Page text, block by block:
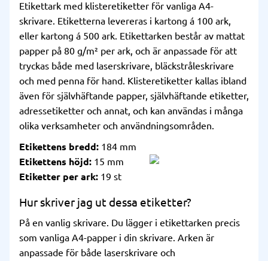
Etikettark med klisteretiketter för vanliga A4-
skrivare. Etiketterna levereras i kartong á 100 ark,
eller kartong á 500 ark. Etikettarken består av mattat
papper på 80 g/m² per ark, och är anpassade för att
tryckas både med laserskrivare, bläckstråleskrivare
och med penna för hand. Klisteretiketter kallas ibland
även för självhäftande papper, självhäftande etiketter,
adressetiketter och annat, och kan användas i många
olika verksamheter och användningsområden.
Etikettens bredd: 184 mm
Etikettens höjd: 15 mm
Etiketter per ark: 19 st
Hur skriver jag ut dessa etiketter?
På en vanlig skrivare. Du lägger i etikettarken precis
som vanliga A4-papper i din skrivare. Arken är
anpassade för både laserskrivare och